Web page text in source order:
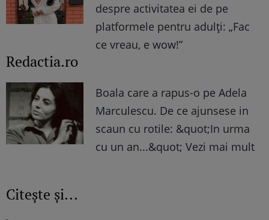
despre activitatea ei de pe
platformele pentru adulți: „Fac
ce vreau, e wow!”
Redactia.ro
Boala care a rapus-o pe Adela
Marculescu. De ce ajunsese in
scaun cu rotile: &quot;In urma
cu un an...&quot; Vezi mai mult
Citește și...